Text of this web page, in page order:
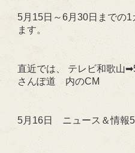
5月15日～6月30日までの
ます。
直近では、 テレビ和歌
さんぽ道 内のCM
5月16日 ニュース＆情報5